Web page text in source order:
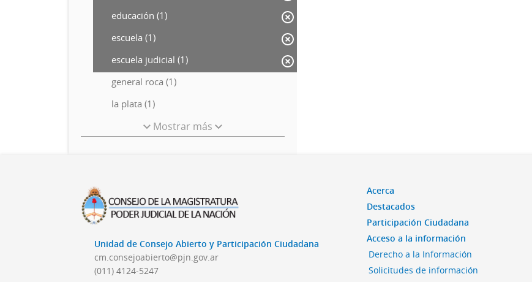
educación (1)
escuela (1)
escuela judicial (1)
general roca (1)
la plata (1)
Mostrar más
Unidad de Consejo Abierto y Participación Ciudadana
cm.consejoabierto@pjn.gov.ar
(011) 4124-5247
Acerca
Destacados
Participación Ciudadana
Acceso a la información
Derecho a la Información
Solicitudes de información